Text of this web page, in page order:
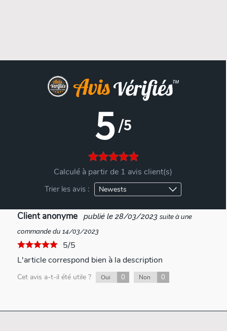
5/5
Calculé à partir de 1 avis client(s)
Trier les avis :
Client anonyme publié le 28/03/2023 suite à une
commande du 14/03/2023
5/5
L'article correspond bien à la description
Cet avis a-t-il été utile ? Oui 0 Non 0